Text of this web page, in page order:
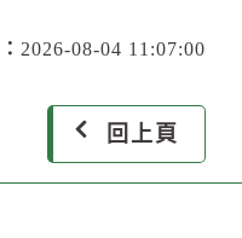
2026-08-04 11:07:00
回上頁